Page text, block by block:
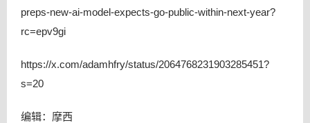
preps-new-ai-model-expects-go-public-within-next-year?
rc=epv9gi
https://x.com/adamhfry/status/2064768231903285451?
s=20
编辑：摩西